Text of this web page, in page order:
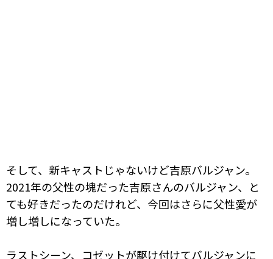
そして、新キャストじゃないけど吉原バルジャン。
2021年の父性の塊だった吉原さんのバルジャン、と
ても好きだったのだけれど、今回はさらに父性愛が
増し増しになっていた。
ラストシーン、コゼットが駆け付けてバルジャンに